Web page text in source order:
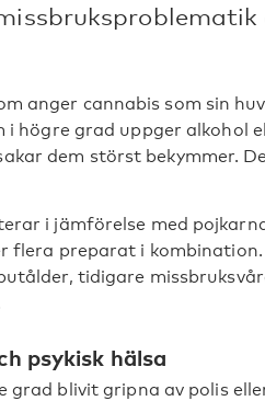
anger cannabis som sin
i högre grad uppger alkohol
dem störst bekymmer.
i jämförelse med
flera preparat i
tidigare
psykisk hälsa
grad blivit gripna av polis